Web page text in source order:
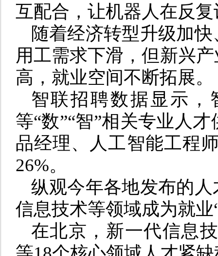
互配合，让机器人在反
随着经济转型升级加
用工需求下滑，但新兴
高，就业空间不断拓展。
智联招聘数据显示，
等“数”“智”相关专业人
品经理、人工智能工程
26%。
纵观今年各地发布的
信息技术等领域成为就业
在北京，新一代信息